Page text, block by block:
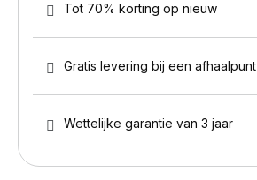
Tot 70% korting op nieuw
Gratis levering bij een afhaalpunt
Wettelijke garantie van 3 jaar